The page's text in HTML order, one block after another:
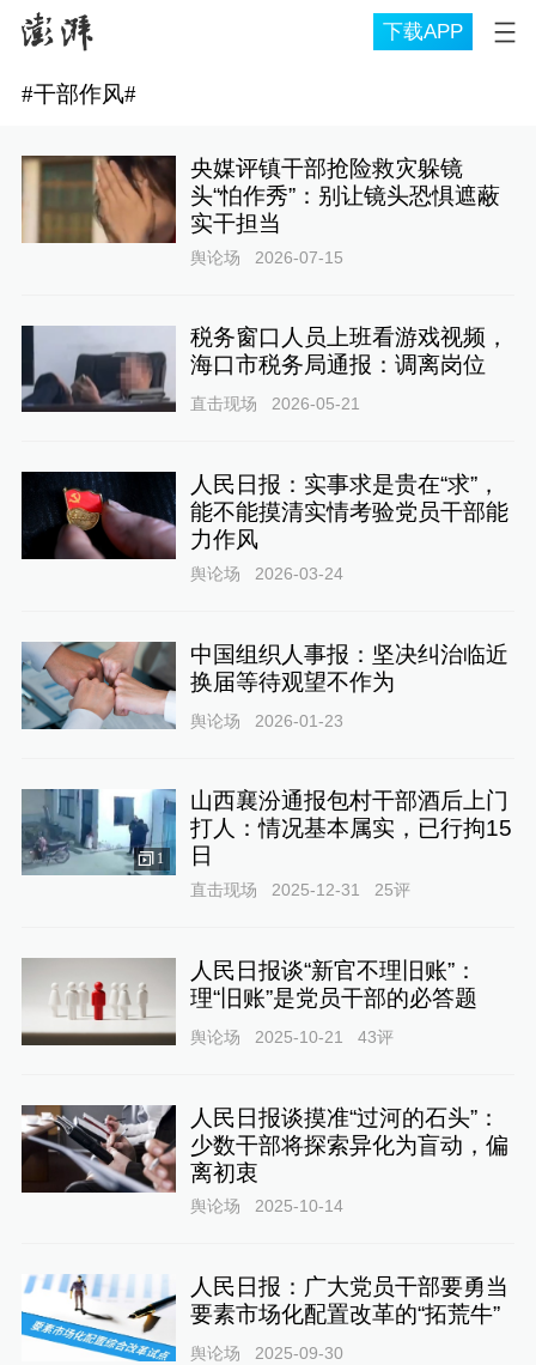
下载APP
#干部作风#
央媒评镇干部抢险救灾躲镜
头“怕作秀”：别让镜头恐惧遮蔽
实干担当
舆论场 2026-07-15
税务窗口人员上班看游戏视频，
海口市税务局通报：调离岗位
直击现场 2026-05-21
人民日报：实事求是贵在“求”，
能不能摸清实情考验党员干部能
力作风
舆论场 2026-03-24
中国组织人事报：坚决纠治临近
换届等待观望不作为
舆论场 2026-01-23
1
山西襄汾通报包村干部酒后上门
打人：情况基本属实，已行拘15
日
直击现场 2025-12-31 25评
人民日报谈“新官不理旧账”：
理“旧账”是党员干部的必答题
舆论场 2025-10-21 43评
人民日报谈摸准“过河的石头”：
少数干部将探索异化为盲动，偏
离初衷
舆论场 2025-10-14
人民日报：广大党员干部要勇当
要素市场化配置改革的“拓荒牛”
舆论场 2025-09-30